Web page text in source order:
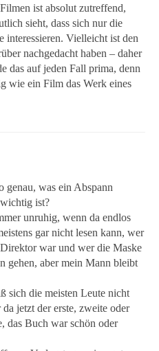
ist absolut zutreffend,
sieht, dass sich nur die
interessieren. Vielleicht ist den
nachgedacht haben – daher
das auf jeden Fall prima, denn
wie ein Film das Werk eines
genau, was ein Abspann
ist?
unruhig, wenn da endlos
gar nicht lesen kann, wer
war und wer die Maske
gehen, aber mein Mann bleibt
sich die meisten Leute nicht
jetzt der erste, zweite oder
das Buch war schön oder